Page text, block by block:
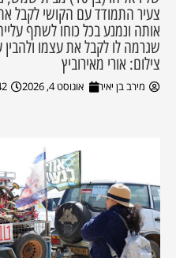
צעיר התמודד עם הקושי לקבל
אותה ונמנע בכל כוחו לשתף
שגרמה לו לקבל את עצמו
צילום: אורי מאירוביץ
מירב בן יאיר אוגוסט 4, 2026